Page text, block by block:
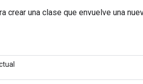
crear una clase que envuelve una